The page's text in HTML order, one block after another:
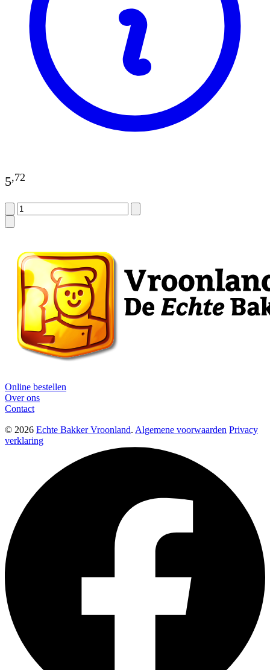
5,72
Online bestellen
Over ons
Contact
© 2026 Echte Bakker Vroonland. Algemene voorwaarden Privacy
verklaring